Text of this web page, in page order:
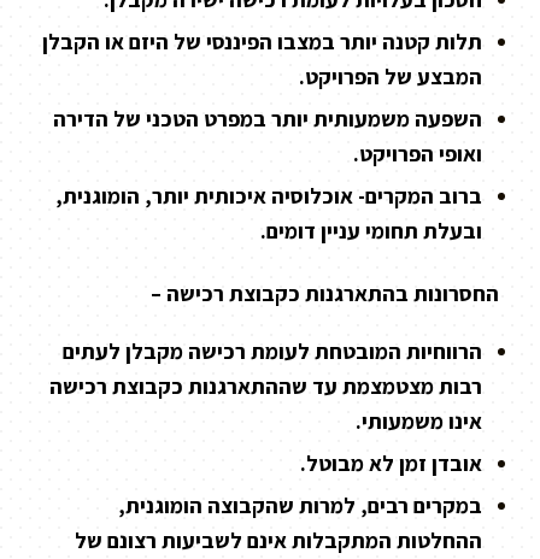
תלות קטנה יותר במצבו הפיננסי של היזם או הקבלן
המבצע של הפרויקט.
השפעה משמעותית יותר במפרט הטכני של הדירה
ואופי הפרויקט.
ברוב המקרים- אוכלוסיה איכותית יותר, הומוגנית,
ובעלת תחומי עניין דומים.
החסרונות בהתארגנות כקבוצת רכישה –
הרווחיות המובטחת לעומת רכישה מקבלן לעתים
רבות מצטמצמת עד שההתארגנות כקבוצת רכישה
אינו משמעותי.
אובדן זמן לא מבוטל.
במקרים רבים, למרות שהקבוצה הומוגנית,
ההחלטות המתקבלות אינם לשביעות רצונם של